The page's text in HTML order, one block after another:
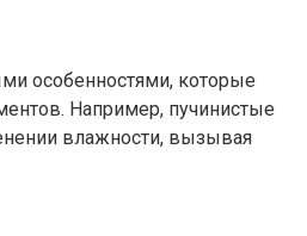
особенностями, которые
Например, пучинистые
влажности, вызывая